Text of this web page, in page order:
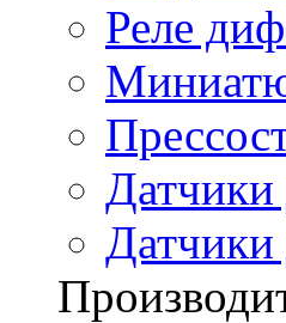
Реле
Датчики
Датчики